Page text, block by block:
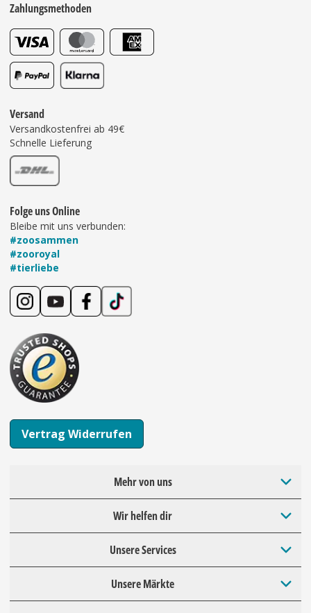
Zahlungsmethoden
Versand
Versandkostenfrei ab 49€
Schnelle Lieferung
Folge uns Online
Bleibe mit uns verbunden:
#zoosammen
#zooroyal
#tierliebe
Vertrag Widerrufen
Mehr von uns
Wir helfen dir
Unsere Services
Unsere Märkte